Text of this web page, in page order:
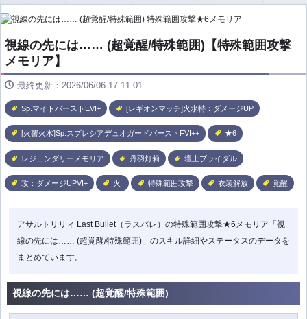
視線の先には…… (超覚醒/特殊範囲)【特殊範囲攻撃
メモリア】
最終更新：2026/06/06 17:11:01
Sp.マイトバーストEVI+ [レギオンマッチ]火水特：ダメージUP
[火響火水]Sp.スプレシアデュオガードバーストFVI++ ★6
レジェンダリーメモリア 丹羽灯莉 壇上ブライダル
攻：ダメージUPVI+ 火 特殊範囲攻撃 衣装解放 覚醒
アサルトリリィ Last Bullet（ラスバレ）の特殊範囲攻撃★6メモリア「視
線の先には…… (超覚醒/特殊範囲)」のスキル詳細やステータスのデータを
まとめています。
視線の先には…… (超覚醒/特殊範囲)